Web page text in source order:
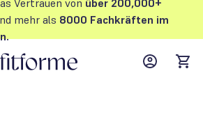
Vertrauen von über 200,000+
mehr als 8000 Fachkräften im
MyFFM